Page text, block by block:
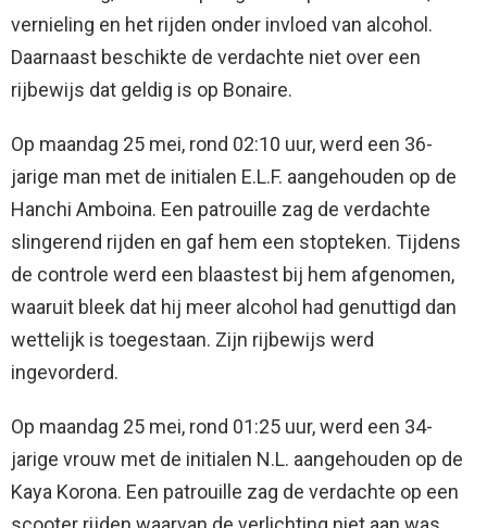
vernieling en het rijden onder invloed van alcohol.
Daarnaast beschikte de verdachte niet over een
rijbewijs dat geldig is op Bonaire.
Op maandag 25 mei, rond 02:10 uur, werd een 36-
jarige man met de initialen E.L.F. aangehouden op de
Hanchi Amboina. Een patrouille zag de verdachte
slingerend rijden en gaf hem een stopteken. Tijdens
de controle werd een blaastest bij hem afgenomen,
waaruit bleek dat hij meer alcohol had genuttigd dan
wettelijk is toegestaan. Zijn rijbewijs werd
ingevorderd.
Op maandag 25 mei, rond 01:25 uur, werd een 34-
jarige vrouw met de initialen N.L. aangehouden op de
Kaya Korona. Een patrouille zag de verdachte op een